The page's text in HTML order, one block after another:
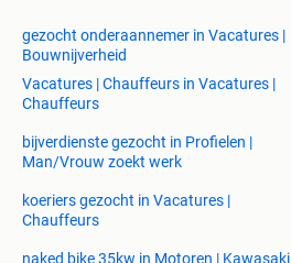
gezocht onderaannemer in Vacatures |
Bouwnijverheid
Vacatures | Chauffeurs in Vacatures |
Chauffeurs
bijverdienste gezocht in Profielen |
Man/Vrouw zoekt werk
koeriers gezocht in Vacatures |
Chauffeurs
naked bike 35kw in Motoren | Kawasaki